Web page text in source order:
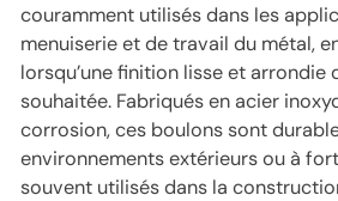
couramment utilisés dans les
menuiserie et de travail du métal,
lorsqu’une finition lisse et arrondie
souhaitée. Fabriqués en acier
corrosion, ces boulons sont
environnements extérieurs ou à
souvent utilisés dans la